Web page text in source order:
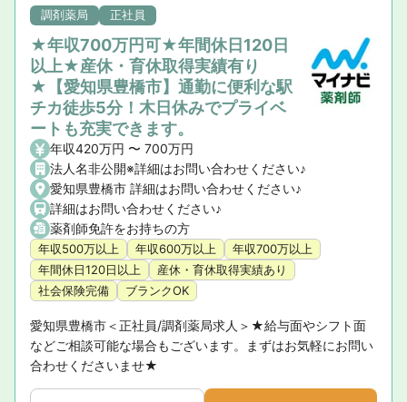
調剤薬局 正社員
★年収700万円可★年間休日120日
以上★産休・育休取得実績有り
★【愛知県豊橋市】通勤に便利な駅
チカ徒歩5分！木日休みでプライベ
ートも充実できます。
年収420万円 〜 700万円
法人名非公開※詳細はお問い合わせください♪
愛知県豊橋市 詳細はお問い合わせください♪
詳細はお問い合わせください♪
薬剤師免許をお持ちの方
年収500万以上 年収600万以上
年収700万以上
年間休日120日以上
産休・育休取得実績あり
社会保険完備
ブランクOK
愛知県豊橋市＜正社員/調剤薬局求人＞★給与面やシフト面
などご相談可能な場合もございます。まずはお気軽にお問い
合わせくださいませ★